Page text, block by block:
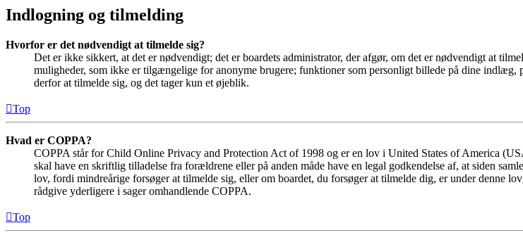
Indlogning og tilmelding
Hvorfor er det nødvendigt at tilmelde sig?
Det er ikke sikkert, at det er nødvendigt; det er boardets administrator, der afgør, om det er nødvendigt at
muligheder, som ikke er tilgængelige for anonyme brugere; funktioner som personligt billede på dine indlæg,
derfor at tilmelde sig, og det tager kun et øjeblik.
Top
Hvad er COPPA?
COPPA står for Child Online Privacy and Protection Act of 1998 og er en lov i United States of America
skal have en skriftlig tilladelse fra forældrene eller på anden måde have en legal godkendelse af, at siden
lov, fordi mindreårige forsøger at tilmelde sig, eller om boardet, du forsøger at tilmelde dig, er under
rådgive yderligere i sager omhandlende COPPA.
Top